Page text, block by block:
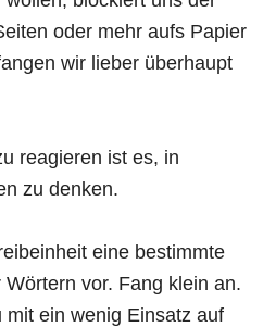
oder mehr aufs Papier
wir lieber überhaupt
reagieren ist es, in
zu denken.
eine bestimmte
vor. Fang klein an.
ein wenig Einsatz auf